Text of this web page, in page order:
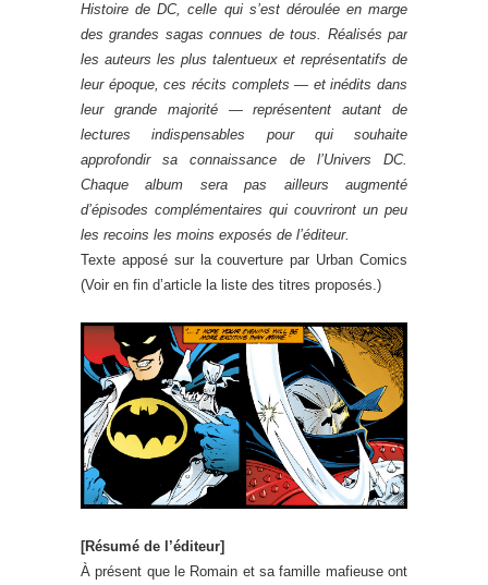
Histoire de DC, celle qui s’est déroulée en marge
des grandes sagas connues de tous. Réalisés par
les auteurs les plus talentueux et représentatifs de
leur époque, ces récits complets — et inédits dans
leur grande majorité — représentent autant de
lectures indispensables pour qui souhaite
approfondir sa connaissance de l’Univers DC.
Chaque album sera pas ailleurs augmenté
d’épisodes complémentaires qui couvriront un peu
les recoins les moins exposés de l’éditeur.
Texte apposé sur la couverture par Urban Comics
(Voir en fin d’article la liste des titres proposés.)
[Résumé de l’éditeur]
À présent que le Romain et sa famille mafieuse ont